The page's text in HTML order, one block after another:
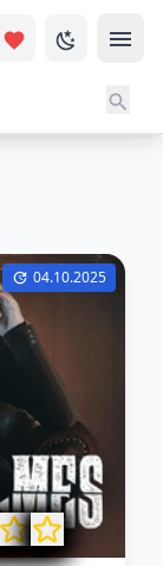
04.10.2025